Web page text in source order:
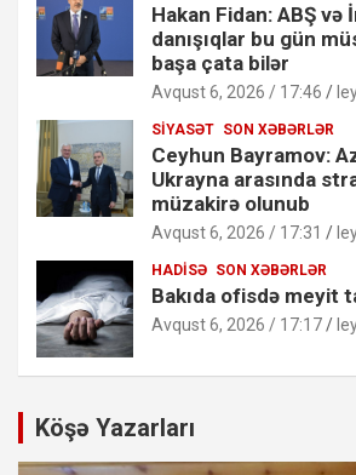
Hakan Fidan: ABŞ və
danışıqlar bu gün
başa çata bilər
Avqust 6, 2026 / 17:46
SIYASƏT SON XƏBƏRLƏR
Ceyhun Bayramov:
Ukrayna arasında
müzakirə olunub
Avqust 6, 2026 / 17:31
HADISƏ SON XƏBƏRLƏR
Bakıda ofisdə meyit
Avqust 6, 2026 / 17:17
Köşə Yazarları